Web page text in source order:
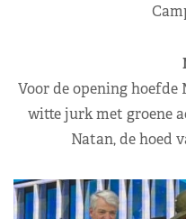
Voor de opening
witte jurk met groene
Natan, de hoed